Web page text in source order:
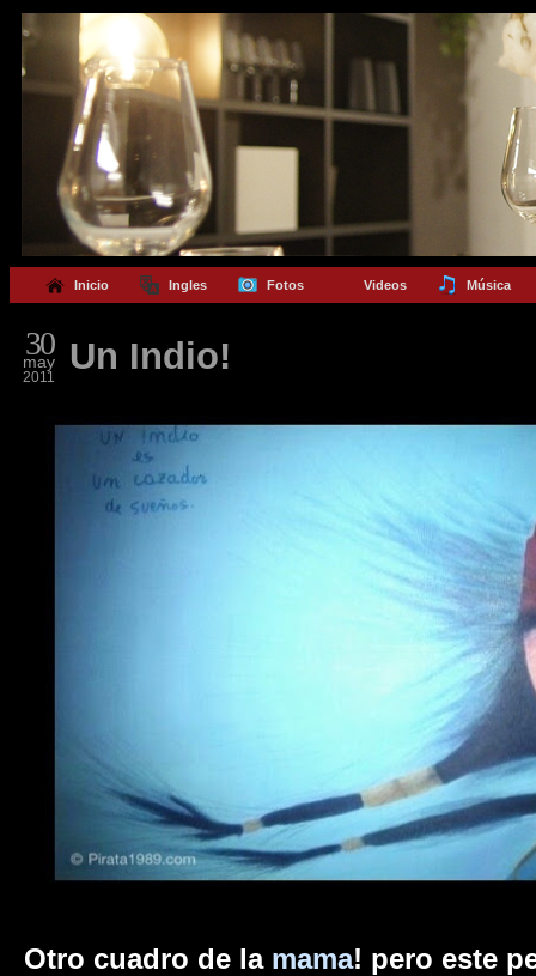
Inicio Ingles Fotos Videos Música
30
may
2011 Un Indio!
Otro cuadro de la mama! pero este